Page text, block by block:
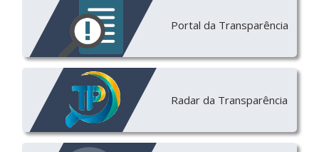
Portal da Transparência
Radar da Transparência